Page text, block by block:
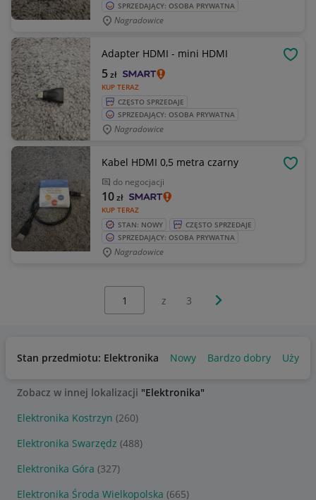
SPRZEDAJĄCY: OSOBA PRYWATNA
Nagradowice
Adapter HDMI - mini HDMI
KUP TERAZ
5zł
CZĘSTO SPRZEDAJE
SPRZEDAJĄCY: OSOBA PRYWATNA
Nagradowice
Kabel HDMI 0,5 metra czarny
do negocjacji
KUP TERAZ
10zł
STAN: NOWY
CZĘSTO SPRZEDAJE
SPRZEDAJĄCY: OSOBA PRYWATNA
Nagradowice
z 3 Następna strona
Stan przedmiotu: Elektronika Nowy Bardzo dobry
Zobacz w innej lokalizacji "Elektronika"
Elektronika Kostrzyn (260)
Elektronika Swarzędz (488)
Elektronika Góra (327)
Elektronika Środa Wielkopolska (665)